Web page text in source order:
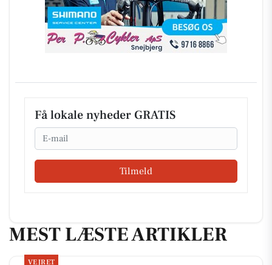
Få lokale nyheder GRATIS
Email
Tilmeld
MEST LÆSTE ARTIKLER
VEJRET